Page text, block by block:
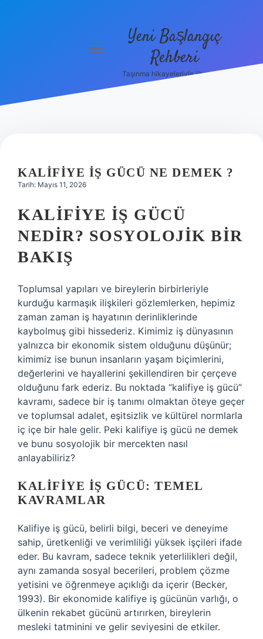
Politikası
menüyü
Yeni Başlangıç
Rehberi
Taşınma hikayeleriyle ilham bul!
KALIFIYE IŞ GÜCÜ NE DEMEK ?
Tarih: Mayıs 11, 2026
KALIFIYE İŞ GÜCÜ
NEDIR? SOSYOLOJIK BIR
BAKIŞ
Toplumsal yapıları ve bireylerin birbirleriyle
kurduğu karmaşık ilişkileri gözlemlerken, hepimiz
zaman zaman iş hayatının derinliklerinde
kaybolmuş gibi hissederiz. Kimimiz iş dünyasının
yalnızca bir ekonomik sistem olduğunu düşünür;
kimimiz ise bunun insanların yaşam biçimlerini,
değerlerini ve hayallerini şekillendiren bir çerçeve
olduğunu fark ederiz. Bu noktada “kalifiye iş gücü”
kavramı, sadece bir iş tanımı olmaktan öteye geçer
ve toplumsal adalet, eşitsizlik ve kültürel normlarla
iç içe bir hale gelir. Peki kalifiye iş gücü ne demek
ve bunu sosyolojik bir mercekten nasıl
anlayabiliriz?
KALIFIYE İŞ GÜCÜ: TEMEL
KAVRAMLAR
Kalifiye iş gücü, belirli bilgi, beceri ve deneyime
sahip, üretkenliği ve verimliliği yüksek işçileri ifade
eder. Bu kavram, sadece teknik yeterlilikleri değil,
aynı zamanda sosyal becerileri, problem çözme
yetisini ve öğrenmeye açıklığı da içerir (Becker,
1993). Bir ekonomide kalifiye iş gücünün varlığı, o
ülkenin rekabet gücünü artırırken, bireylerin
mesleki tatminini ve gelir seviyesini de etkiler.